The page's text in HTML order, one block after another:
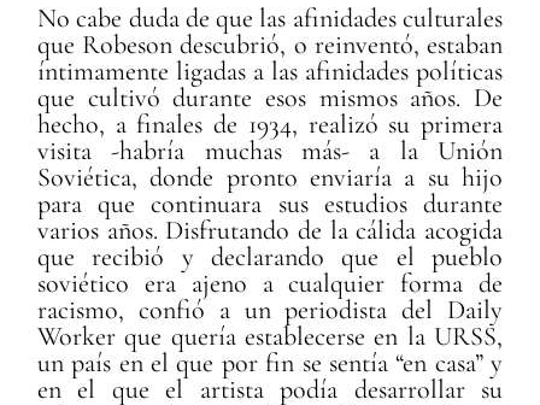
No cabe duda de que las afinidades culturales
que Robeson descubrió, o reinventó, estaban
íntimamente ligadas a las afinidades políticas
que cultivó durante esos mismos años. De
hecho, a finales de 1934, realizó su primera
visita -habría muchas más- a la Unión
Soviética, donde pronto enviaría a su hijo
para que continuara sus estudios durante
varios años. Disfrutando de la cálida acogida
que recibió y declarando que el pueblo
soviético era ajeno a cualquier forma de
racismo, confió a un periodista del Daily
Worker que quería establecerse en la URSS,
un país en el que por fin se sentía “en casa” y
en el que el artista podía desarrollar su